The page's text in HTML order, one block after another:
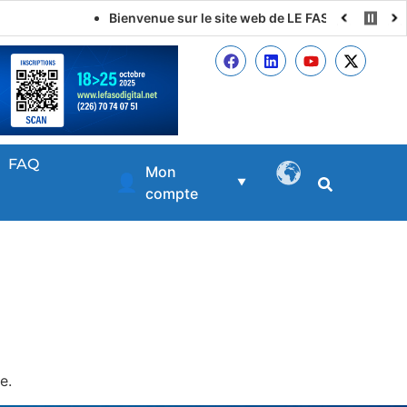
Bienvenue sur le site web de LE FASO DIGITAL
FAQ
👤
Mon
compte
▼